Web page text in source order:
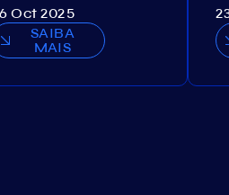
Oct 2025
SAIBA
MAIS